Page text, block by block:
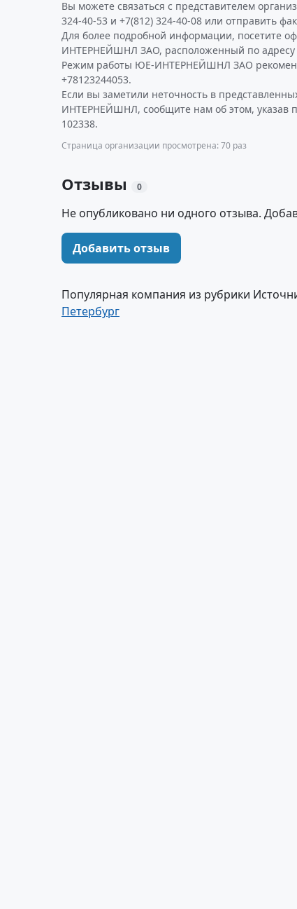
Вы можете связаться с представителем
324-40-53 и +7(812) 324-40-08 или отправить
Для более подробной информации, посетите
ИНТЕРНЕЙШНЛ ЗАО, расположенный по
Режим работы ЮЕ-ИНТЕРНЕЙШНЛ ЗАО
+78123244053.
Если вы заметили неточность в
ИНТЕРНЕЙШНЛ, сообщите нам об этом,
102338.
Страница организации просмотрена: 70 раз
Отзывы 0
Не опубликовано ни одного отзыва.
Добавить отзыв
Популярная компания из рубрики
Петербург